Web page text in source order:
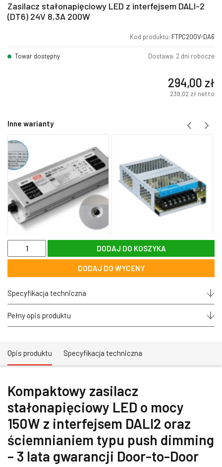
Zasilacz stałonapięciowy LED z interfejsem DALI-2
(DT6) 24V 8,3A 200W
Kod produktu: FTPC200V-DA6
Towar dostępny Dostawa: 2 dni robocze
294,00 zł
239,02 złnetto
Inne warianty
ilość
Zasilacz
stałonapięciowy
z
interfejsem
DALI-
2
(DT6)
24V
DODAJ DO KOSZYKA
DODAJ DO WYCENY
Specyfikacja techniczna
Pełny opis produktu
Opis produktu Specyfikacja techniczna
Kompaktowy zasilacz
stałonapięciowy LED o mocy
150W z interfejsem DALI2 oraz
ściemnianiem typu push dimming
– 3 lata gwarancji Door-to-Door